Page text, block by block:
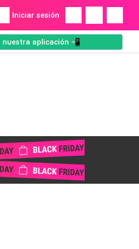
Iniciar sesión
nuestra aplicación 📲